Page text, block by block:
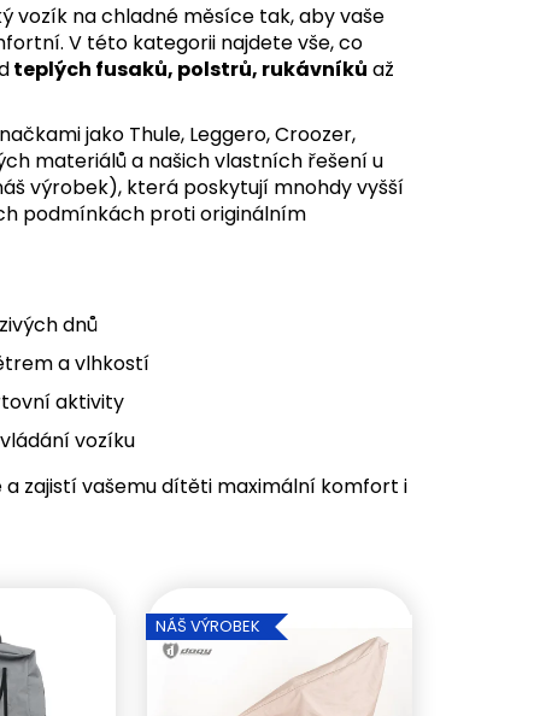
vozík na chladné měsíce tak, aby vaše
V této kategorii najdete vše, co
teplých fusaků, polstrů, rukávníků až
jako Thule, Leggero, Croozer,
materiálů a našich vlastních řešení u
výrobek), která poskytují mnohdy vyšší
podmínkách proti originálním
dnů
a vlhkostí
aktivity
vozíku
zajistí vašemu dítěti maximální komfort i
NÁŠ VÝROBEK